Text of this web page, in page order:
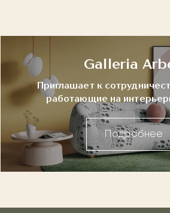
Galleria
Приглашает к
работающие на
Подробнее